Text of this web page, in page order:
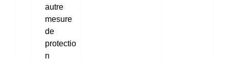
autre
mesure
de
protectio
n